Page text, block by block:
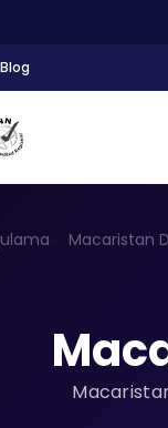
Blog
Macaristan